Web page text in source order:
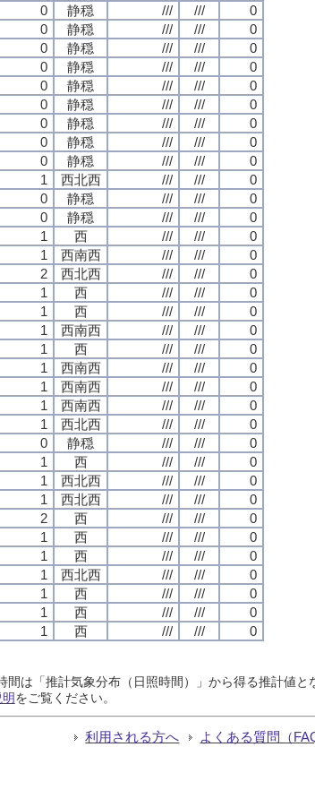
0 静穏 /// ///
0
0 静穏 /// ///
0
0 静穏 /// ///
0
0 静穏 /// ///
0
0 静穏 /// ///
0
0 静穏 /// ///
0
0 静穏 /// ///
0
0 静穏 /// ///
0
0 静穏 /// ///
0
1 西北西 /// ///
0
0 静穏 /// ///
0
0 静穏 /// ///
0
1 西 /// ///
0
1 西南西 /// ///
0
2 西北西 /// ///
0
1 西 /// ///
0
1 西 /// ///
0
1 西南西 /// ///
0
1 西 /// ///
0
1 西南西 /// ///
0
1 西南西 /// ///
0
1 西南西 /// ///
0
1 西北西 /// ///
0
0 静穏 /// ///
0
1 西 /// ///
0
1 西北西 /// ///
0
1 西北西 /// ///
0
2 西 /// ///
0
1 西 /// ///
0
1 西 /// ///
0
1 西北西 /// ///
0
1 西 /// ///
0
1 西 /// ///
0
1 西 /// /// 0
は「推計気象分布（日照時間）」から得る推計値
をご覧ください。
利用される方へ よくある質問（